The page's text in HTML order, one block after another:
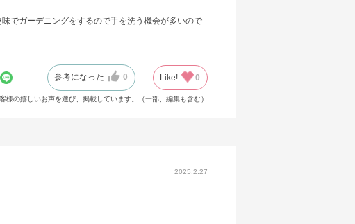
でガーデニングをするので手を洗う機会が多いので
参考になった 0 Like! 0
様の嬉しいお声を選び、掲載しています。（一部、編集も含む）
2025.2.27